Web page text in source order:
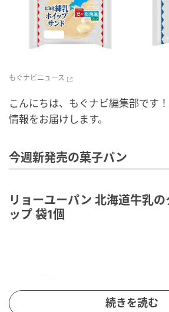
もぐナビニュース
こんにちは、もぐナビ編集部です
情報をお届けします。
今週新発売の菓子パン
リョーユーパン 北海道牛乳
ップ 袋1個
続きを読む